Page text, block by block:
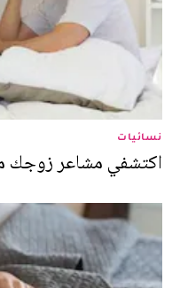
نسائيات
اكتشفي مشاعر زوجك